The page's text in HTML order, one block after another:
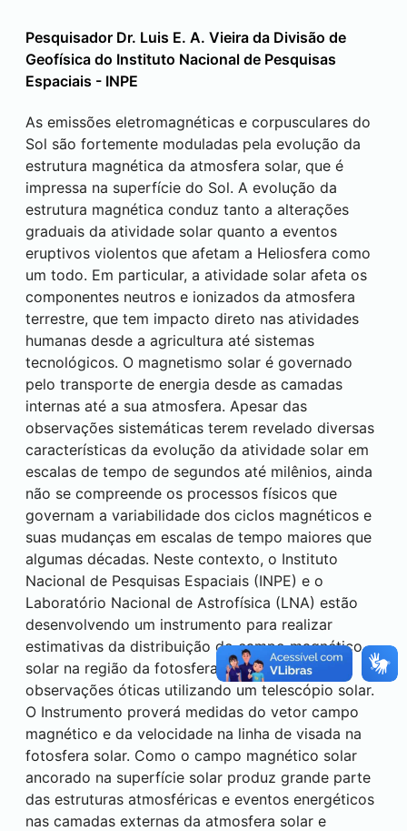
Pesquisador Dr. Luis E. A. Vieira da Divisão de
Geofísica do Instituto Nacional de Pesquisas
Espaciais - INPE
As emissões eletromagnéticas e corpusculares do
Sol são fortemente moduladas pela evolução da
estrutura magnética da atmosfera solar, que é
impressa na superfície do Sol. A evolução da
estrutura magnética conduz tanto a alterações
graduais da atividade solar quanto a eventos
eruptivos violentos que afetam a Heliosfera como
um todo. Em particular, a atividade solar afeta os
componentes neutros e ionizados da atmosfera
terrestre, que tem impacto direto nas atividades
humanas desde a agricultura até sistemas
tecnológicos. O magnetismo solar é governado
pelo transporte de energia desde as camadas
internas até a sua atmosfera. Apesar das
observações sistemáticas terem revelado diversas
características da evolução da atividade solar em
escalas de tempo de segundos até milênios, ainda
não se compreende os processos físicos que
governam a variabilidade dos ciclos magnéticos e
suas mudanças em escalas de tempo maiores que
algumas décadas. Neste contexto, o Instituto
Nacional de Pesquisas Espaciais (INPE) e o
Laboratório Nacional de Astrofísica (LNA) estão
desenvolvendo um instrumento para realizar
estimativas da distribuição do campo magnético
solar na região da fotosfera baseado em
observações óticas utilizando um telescópio solar.
O Instrumento proverá medidas do vetor campo
magnético e da velocidade na linha de visada na
fotosfera solar. Como o campo magnético solar
ancorado na superfície solar produz grande parte
das estruturas atmosféricas e eventos energéticos
nas camadas externas da atmosfera solar e